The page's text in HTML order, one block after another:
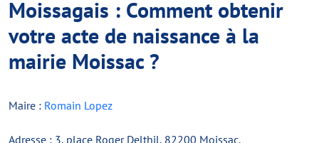
Moissagais : Comment obtenir
votre acte de naissance à la
mairie Moissac ?
Maire : Romain Lopez
Adresse : 3, place Roger Delthil, 82200 Moissac.